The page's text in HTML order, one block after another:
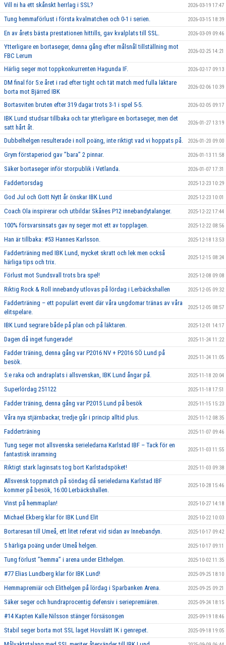
Vill ni ha ett skånskt herrlag i SSL? 2026-03-19 17:47
Tung hemmaförlust i första kvalmatchen och 0-1 i serien. 2026-03-15 18:39
En av årets bästa prestationen hittills, gav kvalplats till SSL. 2026-03-09 09:46
Ytterligare en bortaseger, denna gång efter målsnål tillställning mot
FBC Lerum
2026-02-25 14:21
Härlig seger mot toppkonkurrenten Hagunda IF. 2026-02-17 09:13
DM final för 5:e året i rad efter tight och tät match med fulla läktare
borta mot Bjärred IBK
2026-02-06 10:39
Bortasviten bruten efter 319 dagar trots 3-1 i spel 5-5. 2026-02-05 09:17
IBK Lund studsar tillbaka och tar ytterligare en bortaseger, men det
satt hårt åt.
2026-01-27 13:19
Dubbelhelgen resulterade i noll poäng, inte riktigt vad vi hoppats på. 2026-01-20 09:00
Grym förstaperiod gav ’’bara’’ 2 pinnar. 2026-01-13 11:58
Säker bortaseger inför storpublik i Vetlanda. 2026-01-07 17:31
Faddertorsdag 2025-12-23 10:29
God Jul och Gott Nytt år önskar IBK Lund 2025-12-23 10:01
Coach Ola inspirerar och utbildar Skånes P12 innebandytalanger. 2025-12-22 17:44
100% försvarsinsats gav ny seger mot ett av topplagen. 2025-12-22 08:56
Han är tillbaka: #53 Hannes Karlsson. 2025-12-18 13:53
Fadderträning med IBK Lund, mycket skratt och lek men också
härliga tips och trix.
2025-12-15 08:24
Förlust mot Sundsvall trots bra spel! 2025-12-08 09:08
Riktig Rock & Roll innebandy utlovas på lördag i Lerbäckshallen 2025-12-05 09:32
Fadderträning – ett populärt event där våra ungdomar tränas av våra
elitspelare.
2025-12-05 08:57
IBK Lund segrare både på plan och på läktaren. 2025-12-01 14:17
Dagen då inget fungerade! 2025-11-24 11:22
Fadder träning, denna gång var P2016 NV + P2016 SÖ Lund på
besök.
2025-11-24 11:05
5:e raka och andraplats i allsvenskan, IBK Lund ångar på. 2025-11-18 20:04
Superlördag 251122 2025-11-18 17:51
Fadder träning, denna gång var P2015 Lund på besök 2025-11-15 15:23
Våra nya stjärnbackar, tredje går i princip alltid plus. 2025-11-12 08:35
Fadderträning 2025-11-07 09:46
Tung seger mot allsvenska serieledarna Karlstad IBF – Tack för en
fantastisk inramning
2025-11-03 11:55
Riktigt stark laginsats tog bort Karlstadspöket! 2025-11-03 09:38
Allsvensk toppmatch på söndag då serieledarna Karlstad IBF
kommer på besök, 16:00 Lerbäckshallen.
2025-10-28 15:46
Vinst på hemmaplan! 2025-10-27 14:18
Michael Ekberg klar för IBK Lund Elit 2025-10-22 10:03
Bortaresan till Umeå, ett litet referat vid sidan av Innebandyn. 2025-10-17 09:42
5 härliga poäng under Umeå helgen. 2025-10-17 09:11
Tung förlust ’’hemma’’ i arena under Elithelgen. 2025-10-02 11:35
#77 Elias Lundberg klar för IBK Lund! 2025-09-25 18:10
Hemmapremiär och Elithelgen på lördag i Sparbanken Arena. 2025-09-25 09:21
Säker seger och hundraprocentig defensiv i seriepremiären. 2025-09-24 18:15
#14 Kapten Kalle Nilsson stänger försäsongen 2025-09-19 18:46
Stabil seger borta mot SSL laget Hovslätt IK i genrepet. 2025-09-18 19:05